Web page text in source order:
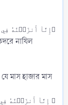
﴿إِنَّآ أَنزَلۡنَٰهُ فِي لَيۡلَةِ
নাযিল
মাস হাজার মাস